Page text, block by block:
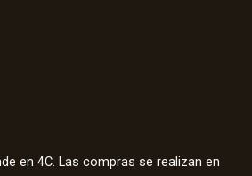
en 4C. Las compras se realizan en